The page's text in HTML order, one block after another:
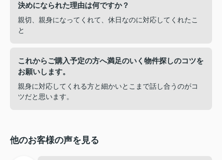
決めになられた理由は何ですか？
親切、親身になってくれて、休日なのに対応してくれたこ
と
これからご購入予定の方へ満足のいく物件探しのコツを
お願いします。
親身に対応してくれる方と細かいとこまで話し合うのがコ
ツだと思います。
他のお客様の声を見る